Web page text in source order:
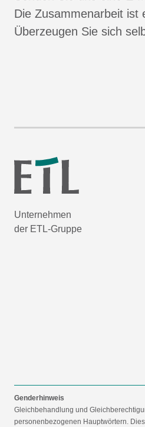
Die Zusammenarbeit ist
Überzeugen Sie sich
Unternehmen
der ETL-Gruppe
Genderhinweis
Gleichbehandlung und
personenbezogenen Hauptwörtern.